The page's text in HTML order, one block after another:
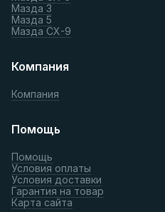
Мазда 3
Мазда 5
Мазда СХ-9
Компания
Компания
Помощь
Помощь
Условия оплаты
Условия доставки
Гарантия на товар
Карта сайта